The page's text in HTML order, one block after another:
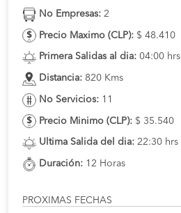
No Empresas: 2
Precio Maximo (CLP): $ 48.410
Primera Salidas al dia: 04:00 hrs
Distancia: 820 Kms
No Servicios: 11
Precio Minimo (CLP): $ 35.540
Ultima Salida del dia: 22:30 hrs
Duración: 12 Horas
PROXIMAS FECHAS